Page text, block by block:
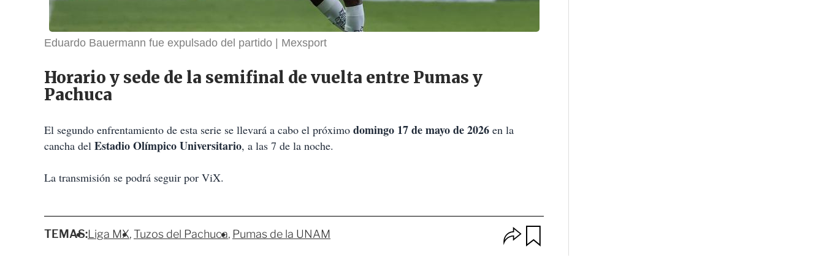
Eduardo Bauermann fue expulsado del partido Mexsport
Horario y sede de la semifinal de vuelta entre Pumas y
Pachuca
El segundo enfrentamiento de esta serie se llevará a cabo el próximo domingo 17 de mayo de 2026 en la
cancha del Estadio Olímpico Universitario, a las 7 de la noche.
La transmisión se podrá seguir por ViX.
TEMAS:Liga MX Tuzos del Pachuca Pumas de la UNAM
p